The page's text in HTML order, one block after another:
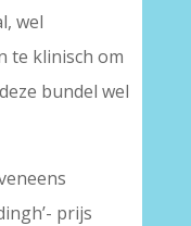
wel
te klinisch om
bundel wel
prijs